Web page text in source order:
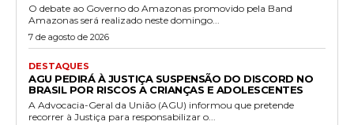
O debate ao Governo do Amazonas promovido pela Band
Amazonas será realizado neste domingo...
7 de agosto de 2026
DESTAQUES
AGU PEDIRÁ À JUSTIÇA SUSPENSÃO DO DISCORD NO
BRASIL POR RISCOS A CRIANÇAS E ADOLESCENTES
A Advocacia-Geral da União (AGU) informou que pretende
recorrer à Justiça para responsabilizar o...